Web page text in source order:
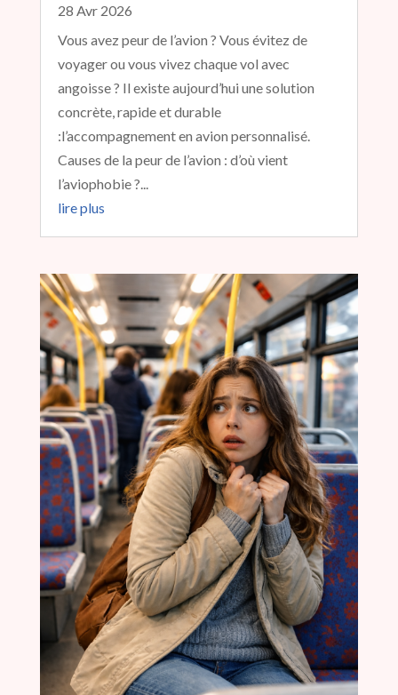
28 Avr 2026
Vous avez peur de l’avion ? Vous évitez de
voyager ou vous vivez chaque vol avec
angoisse ? Il existe aujourd’hui une solution
concrète, rapide et durable
:l’accompagnement en avion personnalisé.
Causes de la peur de l’avion : d’où vient
l’aviophobie ?...
lire plus